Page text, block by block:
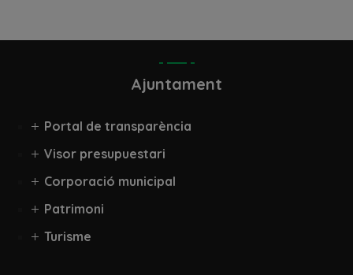
Ajuntament
Portal de transparència
Visor presupuestari
Corporació municipal
Patrimoni
Turisme